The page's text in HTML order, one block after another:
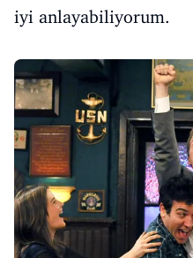
iyi anlayabiliyorum.